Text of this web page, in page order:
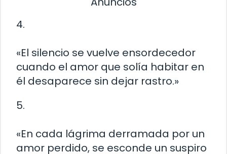
4.
«El silencio se vuelve ensordecedor
cuando el amor que solía habitar en
él desaparece sin dejar rastro.»
5.
«En cada lágrima derramada por un
amor perdido, se esconde un suspiro